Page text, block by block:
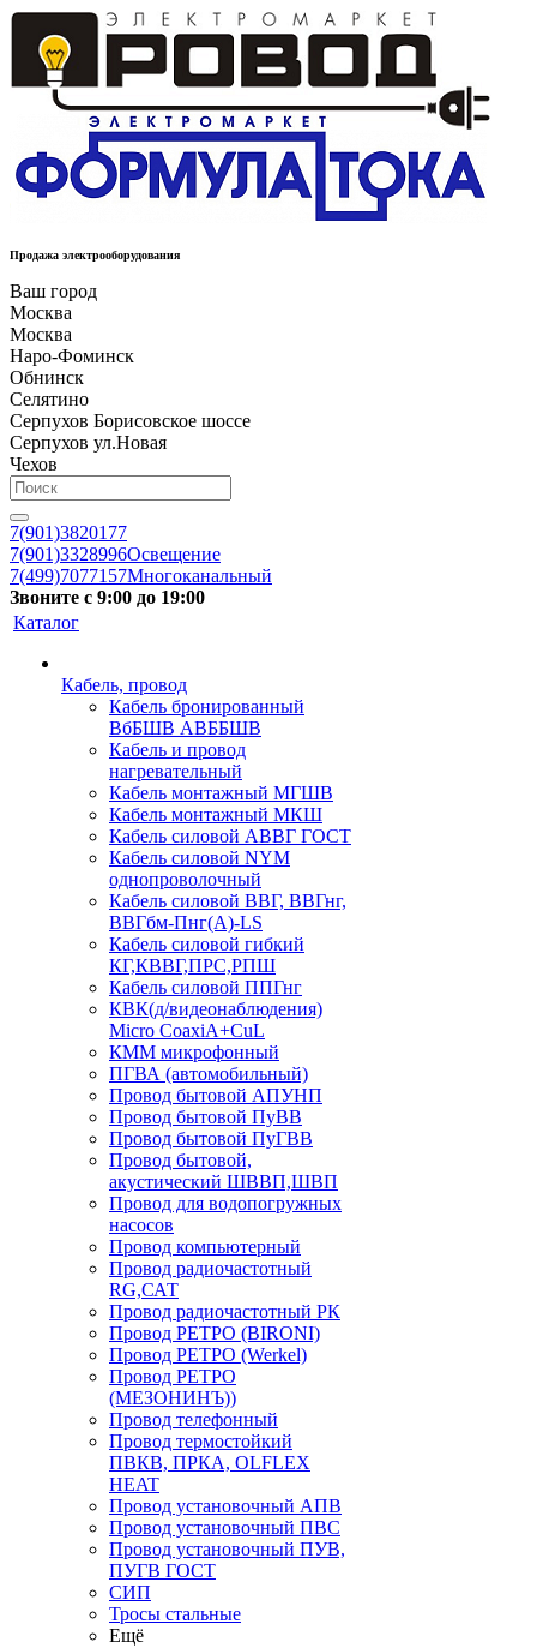
Продажа электрооборудования
Ваш город
Москва
Москва
Наро-Фоминск
Обнинск
Селятино
Серпухов Борисовское шоссе
Серпухов ул.Новая
Чехов
7(901)3820177
7(901)3328996Освещение
7(499)7077157Многоканальный
Звоните с 9:00 до 19:00
Каталог
Кабель, провод
Кабель бронированный
ВбБШВ АВББШВ
Кабель и провод
нагревательный
Кабель монтажный МГШВ
Кабель монтажный МКШ
Кабель силовой АВВГ ГОСТ
Кабель силовой NYM
однопроволочный
Кабель силовой ВВГ, ВВГнг,
ВВГбм-Пнг(А)-LS
Кабель силовой гибкий
КГ,КВВГ,ПРС,РПШ
Кабель силовой ППГнг
КВК(д/видеонаблюдения)
Micro CoaxiA+CuL
КММ микрофонный
ПГВА (автомобильный)
Провод бытовой АПУНП
Провод бытовой ПуВВ
Провод бытовой ПуГВВ
Провод бытовой,
акустический ШВВП,ШВП
Провод для водопогружных
насосов
Провод компьютерный
Провод радиочастотный
RG,САТ
Провод радиочастотный РК
Провод РЕТРО (BIRONI)
Провод РЕТРО (Werkel)
Провод РЕТРО
(МЕЗОНИНЪ))
Провод телефонный
Провод термостойкий
ПВКВ, ПРКА, OLFLEX
HEAT
Провод установочный АПВ
Провод установочный ПВС
Провод установочный ПУВ,
ПУГВ ГОСТ
СИП
Тросы стальные
Ещё